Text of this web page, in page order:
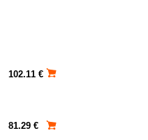
102.11 €
81.29 €